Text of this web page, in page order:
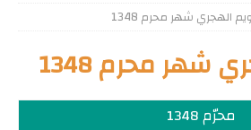
الهجري شهر محرم 1348
شهر محرم 1348
محرّم 1348